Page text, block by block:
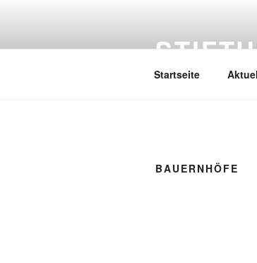
Startseite
BAUERNHÖFE